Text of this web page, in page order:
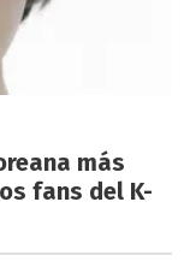
más
fans del K-